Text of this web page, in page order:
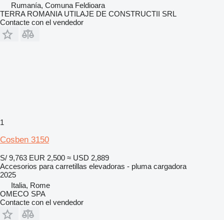
Rumanía, Comuna Feldioara
TERRA ROMANIA UTILAJE DE CONSTRUCTII SRL
Contacte con el vendedor
1
Cosben 3150
S/ 9,763 EUR 2,500 ≈ USD 2,889
Accesorios para carretillas elevadoras - pluma cargadora
2025
Italia, Rome
OMECO SPA
Contacte con el vendedor